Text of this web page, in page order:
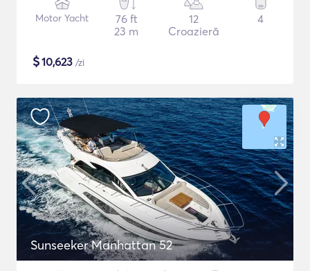
Motor Yacht
76 ft
23 m
12
Croazieră
4
$10,623 /zi
Sunseeker Manhattan 52